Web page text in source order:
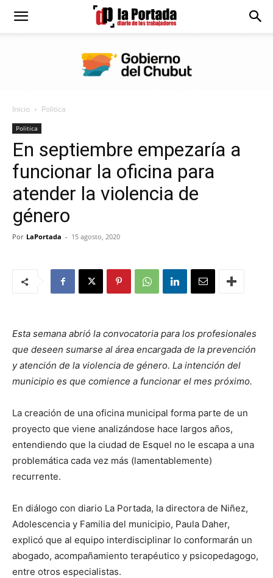
Diario
Portada
Inicio Politica
Politica
En septiembre empezaría a
funcionar la oficina para
atender la violencia de
género
Por LaPortada - 15 agosto, 2020
Esta semana abrió la convocatoria para los profesionales
que deseen sumarse al área encargada de la prevención
y atención de la violencia de género. La intención del
municipio es que comience a funcionar el mes próximo.
La creación de una oficina municipal forma parte de un
proyecto que viene analizándose hace largos años,
entendiendo que la ciudad de Esquel no le escapa a una
problemática cada vez más (lamentablemente)
recurrente.
En diálogo con diario La Portada, la directora de Niñez,
Adolescencia y Familia del municipio, Paula Daher,
explicó que al equipo interdisciplinar lo conformarán un
abogado, acompañamiento terapéutico y psicopedagogo,
entre otros especialistas.